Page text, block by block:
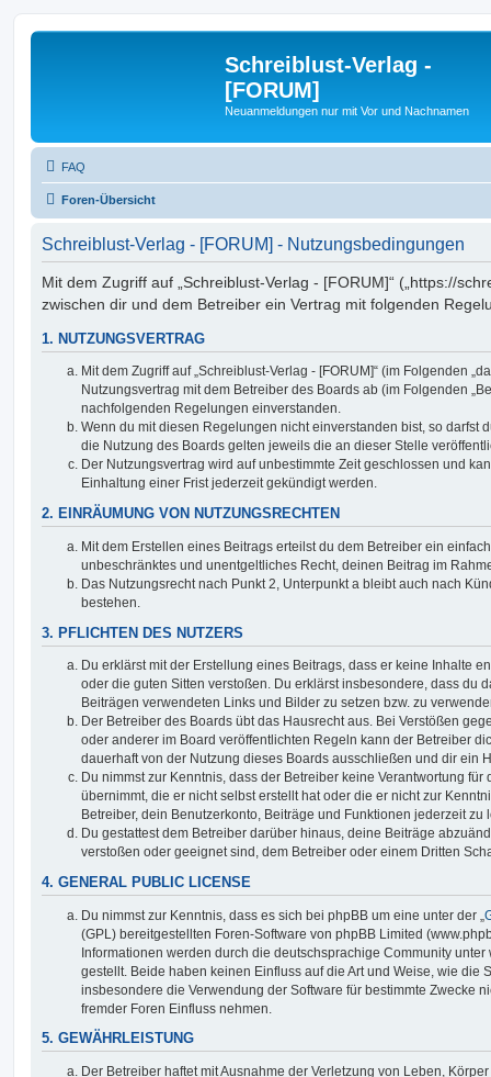
Schreiblust-Verlag -
[FORUM]
Neuanmeldungen nur mit Vor und Nachnamen
FAQ
Foren-Übersicht
Schreiblust-Verlag - [FORUM] - Nutzungsbedingungen
Mit dem Zugriff auf „Schreiblust-Verlag - [FORUM]“ („https://
zwischen dir und dem Betreiber ein Vertrag mit folgenden
1. NUTZUNGSVERTRAG
Mit dem Zugriff auf „Schreiblust-Verlag - [FORUM]“ (im Folgenden
Nutzungsvertrag mit dem Betreiber des Boards ab (im Folgenden
nachfolgenden Regelungen einverstanden.
Wenn du mit diesen Regelungen nicht einverstanden bist, so darfst
die Nutzung des Boards gelten jeweils die an dieser Stelle
Der Nutzungsvertrag wird auf unbestimmte Zeit geschlossen und
Einhaltung einer Frist jederzeit gekündigt werden.
2. EINRÄUMUNG VON NUTZUNGSRECHTEN
Mit dem Erstellen eines Beitrags erteilst du dem Betreiber ein
unbeschränktes und unentgeltliches Recht, deinen Beitrag im
Das Nutzungsrecht nach Punkt 2, Unterpunkt a bleibt auch nach
bestehen.
3. PFLICHTEN DES NUTZERS
Du erklärst mit der Erstellung eines Beitrags, dass er keine Inhalte
oder die guten Sitten verstoßen. Du erklärst insbesondere, dass du
Beiträgen verwendeten Links und Bilder zu setzen bzw. zu
Der Betreiber des Boards übt das Hausrecht aus. Bei Verstößen
oder anderer im Board veröffentlichten Regeln kann der Betreiber
dauerhaft von der Nutzung dieses Boards ausschließen und dir ein
Du nimmst zur Kenntnis, dass der Betreiber keine Verantwortung für
übernimmt, die er nicht selbst erstellt hat oder die er nicht zur
Betreiber, dein Benutzerkonto, Beiträge und Funktionen jederzeit zu
Du gestattest dem Betreiber darüber hinaus, deine Beiträge
verstoßen oder geeignet sind, dem Betreiber oder einem Dritten
4. GENERAL PUBLIC LICENSE
Du nimmst zur Kenntnis, dass es sich bei phpBB um eine unter der „
(GPL) bereitgestellten Foren-Software von phpBB Limited
Informationen werden durch die deutschsprachige Community unter
gestellt. Beide haben keinen Einfluss auf die Art und Weise, wie die
insbesondere die Verwendung der Software für bestimmte Zwecke
fremder Foren Einfluss nehmen.
5. GEWÄHRLEISTUNG
Der Betreiber haftet mit Ausnahme der Verletzung von Leben,